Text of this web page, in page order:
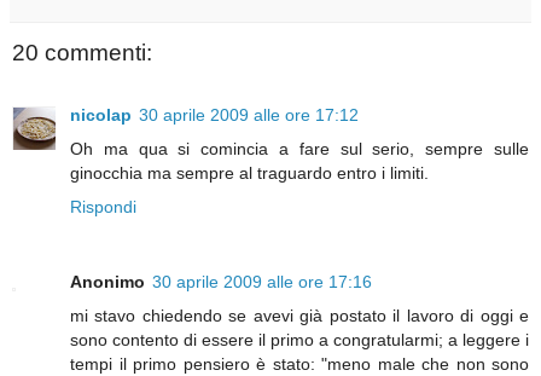
20 commenti:
nicolap 30 aprile 2009 alle ore 17:12
Oh ma qua si comincia a fare sul serio, sempre sulle
ginocchia ma sempre al traguardo entro i limiti.
Rispondi
Anonimo 30 aprile 2009 alle ore 17:16
mi stavo chiedendo se avevi già postato il lavoro di oggi e
sono contento di essere il primo a congratularmi; a leggere i
tempi il primo pensiero è stato: "meno male che non sono